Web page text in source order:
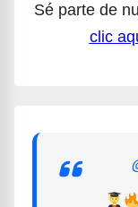
Sé parte de
clic